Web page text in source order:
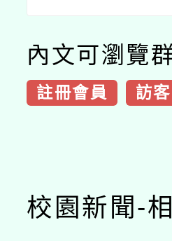
內文可瀏覽
註冊會員 訪客
校園新聞-